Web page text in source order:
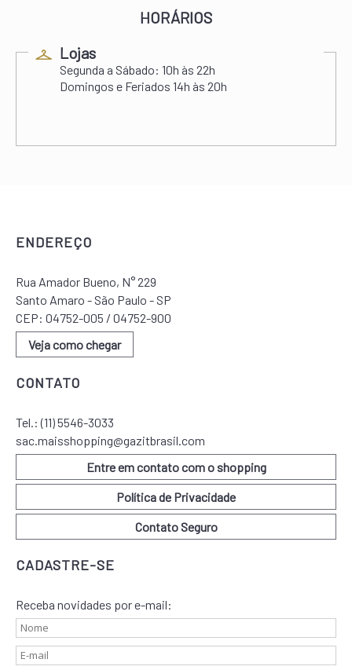
HORÁRIOS
Lojas
Segunda a Sábado: 10h às 22h
Domingos e Feriados 14h às 20h
ENDEREÇO
Rua Amador Bueno, N° 229
Santo Amaro - São Paulo - SP
CEP: 04752-005 / 04752-900
Veja como chegar
CONTATO
Tel.:(11) 5546-3033
sac.maisshopping@gazitbrasil.com
Entre em contato com o shopping
Política de Privacidade
Contato Seguro
CADASTRE-SE
Receba novidades por e-mail: